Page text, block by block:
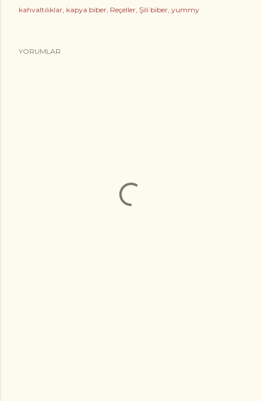
kahvaltılıklar kapya biber Reçeller Şili biber yummy
YORUMLAR